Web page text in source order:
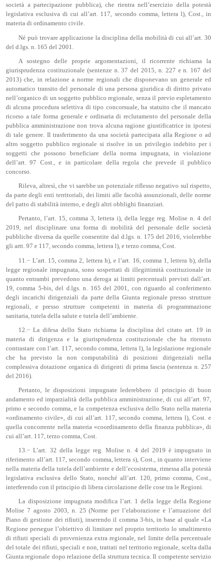
società a partecipazione pubblica), che rientra nell’esercizio della potestà
legislativa esclusiva di cui all’art. 117, secondo comma, lettera l), Cost., in
materia di ordinamento civile.
Né può trovare applicazione la disciplina della mobilità di cui all’art. 30
del d.lgs. n. 165 del 2001.
A sostegno delle proprie argomentazioni, il ricorrente richiama la
giurisprudenza costituzionale (sentenze n. 37 del 2015, n. 227 e n. 167 del
2013) che, in relazione a norme regionali che disponevano un generale ed
automatico transito del personale di una persona giuridica di diritto privato
nell’organico di un soggetto pubblico regionale, senza il previo espletamento
di alcuna procedura selettiva di tipo concorsuale, ha statuito che il mancato
ricorso a tale forma generale e ordinaria di reclutamento del personale della
pubblica amministrazione non trova alcuna ragione giustificatrice in ipotesi
di tale genere. Il trasferimento da una società partecipata alla Regione o ad
altro soggetto pubblico regionale si risolve in un privilegio indebito per i
soggetti che possono beneficiare della norma impugnata, in violazione
dell’art. 97 Cost., e in particolare della regola che prevede il pubblico
concorso.
Rileva, altresì, che vi sarebbe un potenziale riflesso negativo sul rispetto,
da parte degli enti territoriali, dei limiti alle facoltà assunzionali, delle norme
del patto di stabilità interno, e degli altri obblighi finanziari.
Pertanto, l’art. 15, comma 3, lettera i), della legge reg. Molise n. 4 del
2019, nel disciplinare una forma di mobilità del personale delle società
pubbliche diversa da quelle consentite dal d.lgs. n. 175 del 2016, violerebbe
gli artt. 97 e 117, secondo comma, lettera l), e terzo comma, Cost.
11.− L’art. 15, comma 2, lettera h), e l’art. 16, comma 1, lettera b), della
legge regionale impugnata, sono sospettati di illegittimità costituzionale in
quanto entrambi prevedono una deroga ai limiti percentuali previsti dall’art.
19, comma 5-bis, del d.lgs. n. 165 del 2001, con riguardo al conferimento
degli incarichi dirigenziali da parte della Giunta regionale presso strutture
regionali, e presso strutture competenti in materia di programmazione
sanitaria, tutela della salute e tutela dell’ambiente.
12.− La difesa dello Stato richiama la disciplina del citato art. 19 in
materia di dirigenza e la giurisprudenza costituzionale che ha ritenuto
contrastare con l’art. 117, secondo comma, lettera l), la legislazione regionale
che ha previsto la non computabilità di posizioni dirigenziali nella
complessiva dotazione organica di dirigenti di prima fascia (sentenza n. 257
del 2016).
Pertanto, le disposizioni impugnate lederebbero il principio di buon
andamento ed imparzialità della pubblica amministrazione, di cui all’art. 97,
primo e secondo comma, e la competenza esclusiva dello Stato nella materia
«ordinamento civile», di cui all’art. 117, secondo comma, lettera l), Cost. e
quella concorrente nella materia «coordinamento della finanza pubblica», di
cui all’art. 117, terzo comma, Cost.
13.− L’art. 32 della legge reg. Molise n. 4 del 2019 è impugnato in
riferimento all’art. 117, secondo comma, lettera s), Cost., in quanto interviene
nella materia della tutela dell’ambiente e dell’ecosistema, rimessa alla potestà
legislativa esclusiva dello Stato, nonché all’art. 120, primo comma, Cost.,
interferendo con il principio di libera circolazione delle cose tra le Regioni.
La disposizione impugnata modifica l’art. 1 della legge della Regione
Molise 7 agosto 2003, n. 25 (Norme per l’elaborazione e l’attuazione del
Piano di gestione dei rifiuti), inserendo il comma 3-bis, in base al quale «La
Regione persegue l’obiettivo di limitare nel proprio territorio lo smaltimento
di rifiuti speciali di provenienza extra regionale, nel limite della percentuale
del totale dei rifiuti, speciali e non, trattati nel territorio regionale, scelta dalla
Giunta regionale dopo relazione della struttura tecnica. Il competente servizio